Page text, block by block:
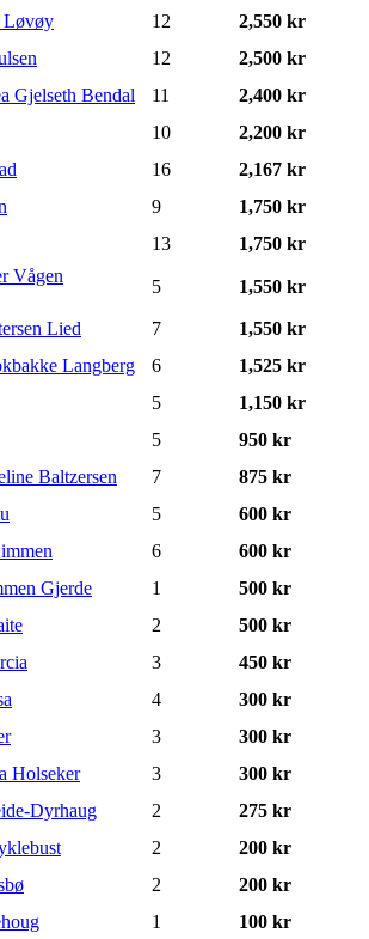
Løvøy 12
2,550 kr
12
2,500 kr
Gjelseth Bendal 11
2,400 kr
10
2,200 kr
16
2,167 kr
9
1,750 kr
13 1,750 kr
Vågen
5 1,550 kr
Lied 7
1,550 kr
Langberg 6
1,525 kr
5
1,150 kr
5
950 kr
Baltzersen 7
875 kr
5
600 kr
6
600 kr
Gjerde 1
500 kr
2
500 kr
3
450 kr
4
300 kr
3
300 kr
Holseker 3
300 kr
Dyrhaug 2
275 kr
2
200 kr
2
200 kr
1 100 kr